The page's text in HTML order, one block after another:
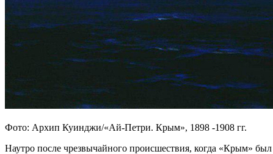
Фото: Архип Куинджи/«Ай-Петри. Крым», 1898 -1908 гг.
Наутро после чрезвычайного происшествия, когда «Крым»